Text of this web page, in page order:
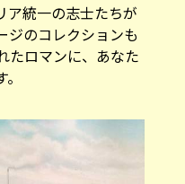
ア統一の志士たちが
ジのコレクションも
たロマンに、あなた